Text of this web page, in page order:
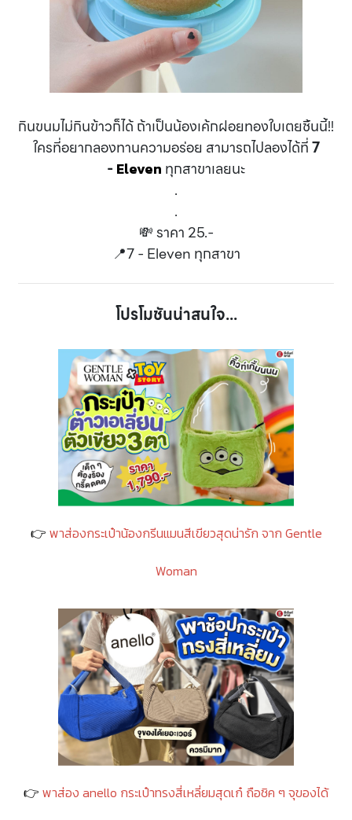
กินขนมไม่กินข้าวก็ได้ ถ้าเป็นน้องเค้กฝอยทองใบเตยชิ้นนี้!!
ใครที่อยากลองทานความอร่อย สามารถไปลองได้ที่7
-Eleven ทุกสาขาเลยนะ
.
.
💸 ราคา 25.-
📍7 - Eleven ทุกสาขา
โปรโมชันน่าสนใจ...
👉 พาส่องกระเป๋าน้องกรีนแมนสีเขียวสุดน่ารัก จาก Gentle
Woman
👉 พาส่อง anello กระเป๋าทรงสี่เหลี่ยมสุดเก๋ ถือชิค ๆ จุของได้